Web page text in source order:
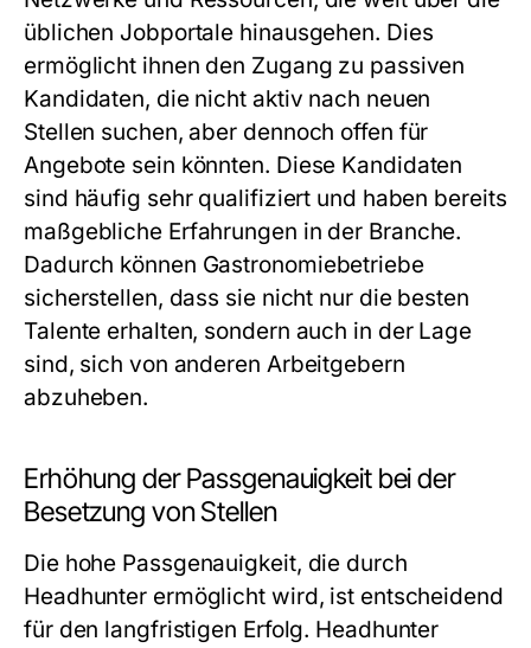
üblichen Jobportale hinausgehen. Dies
ermöglicht ihnen den Zugang zu passiven
Kandidaten, die nicht aktiv nach neuen
Stellen suchen, aber dennoch offen für
Angebote sein könnten. Diese Kandidaten
sind häufig sehr qualifiziert und haben bereits
maßgebliche Erfahrungen in der Branche.
Dadurch können Gastronomiebetriebe
sicherstellen, dass sie nicht nur die besten
Talente erhalten, sondern auch in der Lage
sind, sich von anderen Arbeitgebern
abzuheben.
Erhöhung der Passgenauigkeit bei der
Besetzung von Stellen
Die hohe Passgenauigkeit, die durch
Headhunter ermöglicht wird, ist entscheidend
für den langfristigen Erfolg. Headhunter